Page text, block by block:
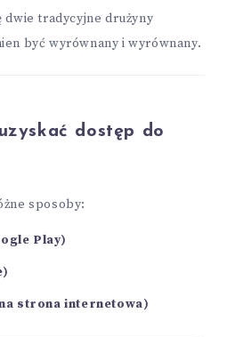
dwie tradycyjne drużyny
być wyrównany i wyrównany.
dostęp do
sposoby:
Play)
strona internetowa)